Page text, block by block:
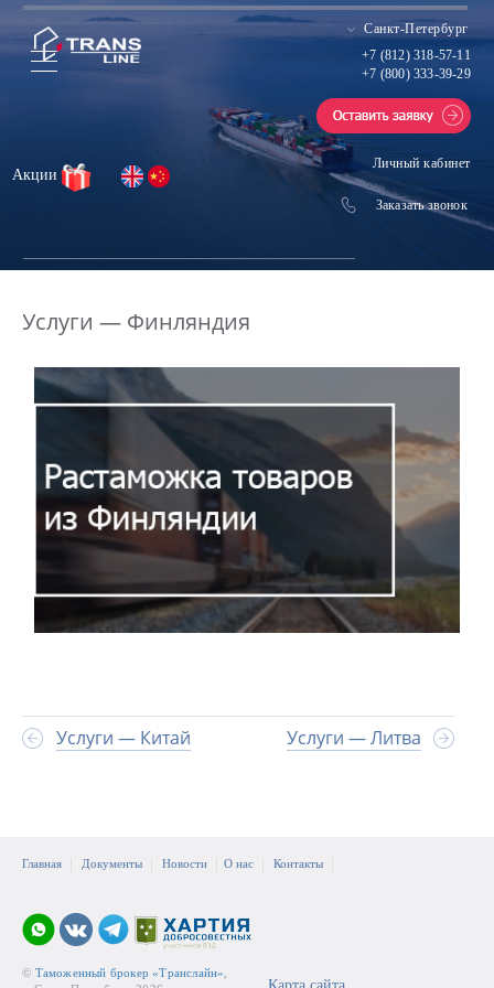
Санкт-Петербург
Заказать звонок
+7 (812) 318-57-11
+7 (800) 333-39-29
Личный кабинет
Акции
Услуги — Финляндия
Услуги — Китай Услуги — Литва
Главная Документы Новости О нас Контакты
© Таможенный брокер «Транслайн»